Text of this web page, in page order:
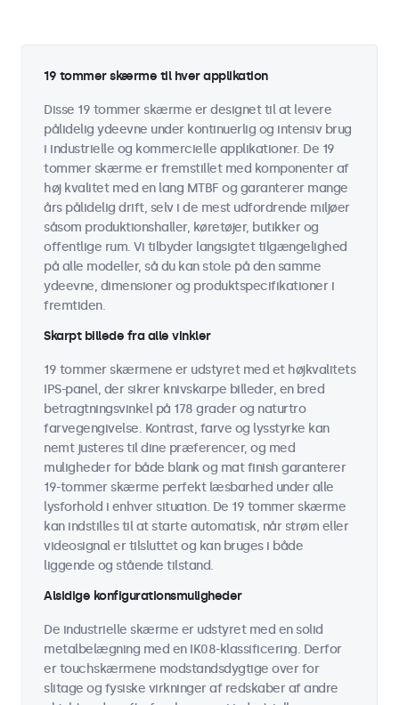
19 tommer skærme til hver applikation
Disse 19 tommer skærme er designet til at levere
pålidelig ydeevne under kontinuerlig og intensiv brug
i industrielle og kommercielle applikationer. De 19
tommer skærme er fremstillet med komponenter af
høj kvalitet med en lang MTBF og garanterer mange
års pålidelig drift, selv i de mest udfordrende miljøer
såsom produktionshaller, køretøjer, butikker og
offentlige rum. Vi tilbyder langsigtet tilgængelighed
på alle modeller, så du kan stole på den samme
ydeevne, dimensioner og produktspecifikationer i
fremtiden.
Skarpt billede fra alle vinkler
19 tommer skærmene er udstyret med et højkvalitets
IPS-panel, der sikrer knivskarpe billeder, en bred
betragtningsvinkel på 178 grader og naturtro
farvegengivelse. Kontrast, farve og lysstyrke kan
nemt justeres til dine præferencer, og med
muligheder for både blank og mat finish garanterer
19-tommer skærme perfekt læsbarhed under alle
lysforhold i enhver situation. De 19 tommer skærme
kan indstilles til at starte automatisk, når strøm eller
videosignal er tilsluttet og kan bruges i både
liggende og stående tilstand.
Alsidige konfigurationsmuligheder
De industrielle skærme er udstyret med en solid
metalbelægning med en IK08-klassificering. Derfor
er touchskærmene modstandsdygtige over for
slitage og fysiske virkninger af redskaber af andre